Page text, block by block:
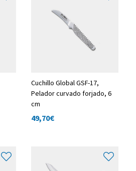
Cuchillo Global GSF-17,
Pelador curvado forjado, 6
cm
49,70€